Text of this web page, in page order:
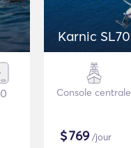
0
Karnic
Console centrale
$769/jour